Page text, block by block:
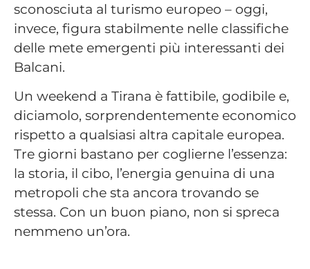
sconosciuta al turismo europeo – oggi,
invece, figura stabilmente nelle classifiche
delle mete emergenti più interessanti dei
Balcani.
Un weekend a Tirana è fattibile, godibile e,
diciamolo, sorprendentemente economico
rispetto a qualsiasi altra capitale europea.
Tre giorni bastano per coglierne l’essenza:
la storia, il cibo, l’energia genuina di una
metropoli che sta ancora trovando se
stessa. Con un buon piano, non si spreca
nemmeno un’ora.